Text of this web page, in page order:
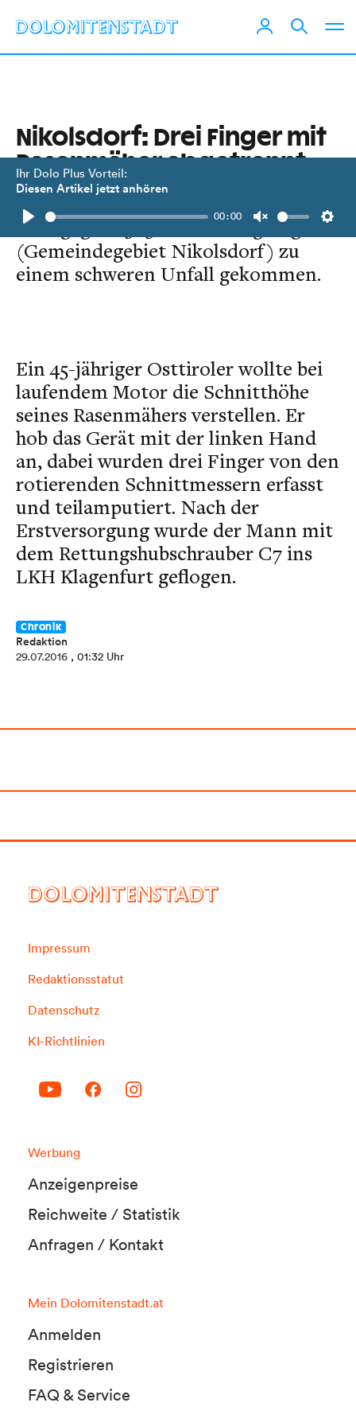
Ihr Dolo Plus Vorteil:
Diesen Artikel jetzt anhören
Play
00:00
Unmute
Nikolsdorf: Drei Finger mit
Rasenmäher abgetrennt
Beim Rasenmähen ist es am 28. Juli
2016 gegen 15.15 Uhr in Lengberg
(Gemeindegebiet Nikolsdorf) zu
einem schweren Unfall gekommen.
Ein 45-jähriger Osttiroler wollte bei
laufendem Motor die Schnitthöhe
seines Rasenmähers verstellen. Er
hob das Gerät mit der linken Hand
an, dabei wurden drei Finger von den
rotierenden Schnittmessern erfasst
und teilamputiert. Nach der
Erstversorgung wurde der Mann mit
dem Rettungshubschrauber C7 ins
LKH Klagenfurt geflogen.
Chronik
Redaktion
29.07.2016 , 01:32 Uhr
DOLOMITENSTADT
Impressum
Redaktionsstatut
Datenschutz
KI-Richtlinien
Werbung
Anzeigenpreise
Reichweite / Statistik
Anfragen / Kontakt
Mein Dolomitenstadt.at
Anmelden
Registrieren
FAQ & Service